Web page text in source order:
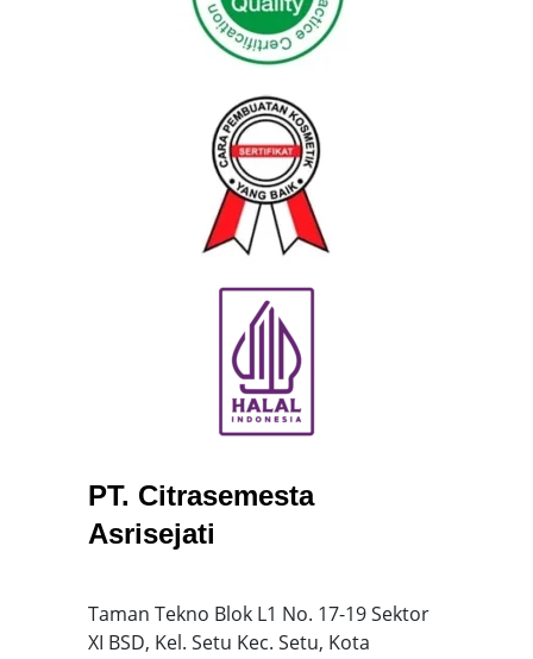
PT. Citrasemesta
Asrisejati
Taman Tekno Blok L1 No. 17-19 Sektor
XI BSD, Kel. Setu Kec. Setu, Kota